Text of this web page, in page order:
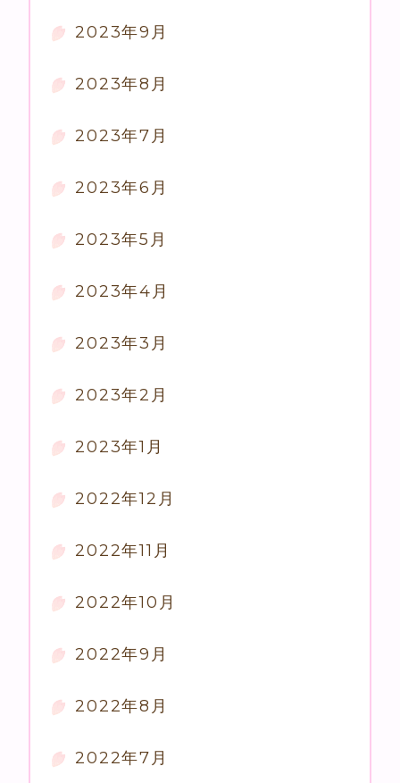
2023年9月
2023年8月
2023年7月
2023年6月
2023年5月
2023年4月
2023年3月
2023年2月
2023年1月
2022年12月
2022年11月
2022年10月
2022年9月
2022年8月
2022年7月